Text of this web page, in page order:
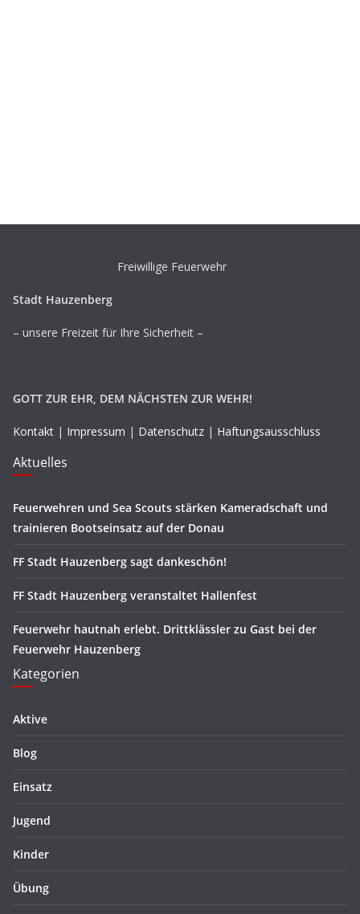
Freiwillige Feuerwehr
Stadt Hauzenberg
– unsere Freizeit für Ihre Sicherheit –
GOTT ZUR EHR, DEM NÄCHSTEN ZUR WEHR!
Kontakt | Impressum | Datenschutz | Haftungsausschluss
Aktuelles
Feuerwehren und Sea Scouts stärken Kameradschaft und
trainieren Bootseinsatz auf der Donau
FF Stadt Hauzenberg sagt dankeschön!
FF Stadt Hauzenberg veranstaltet Hallenfest
Feuerwehr hautnah erlebt. Drittklässler zu Gast bei der
Feuerwehr Hauzenberg
Kategorien
Aktive
Blog
Einsatz
Jugend
Kinder
Übung